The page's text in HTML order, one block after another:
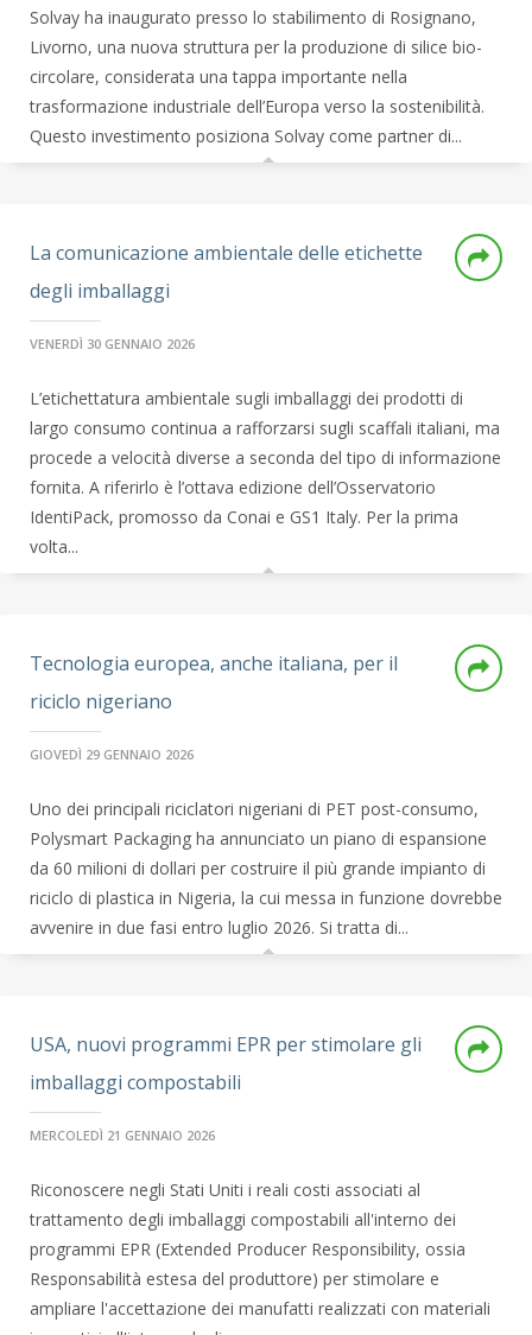
Solvay ha inaugurato presso lo stabilimento di Rosignano,
Livorno, una nuova struttura per la produzione di silice bio-
circolare, considerata una tappa importante nella
trasformazione industriale dell’Europa verso la sostenibilità.
Questo investimento posiziona Solvay come partner di...
La comunicazione ambientale delle etichette
degli imballaggi
VENERDÌ 30 GENNAIO 2026
L’etichettatura ambientale sugli imballaggi dei prodotti di
largo consumo continua a rafforzarsi sugli scaffali italiani, ma
procede a velocità diverse a seconda del tipo di informazione
fornita. A riferirlo è l’ottava edizione dell’Osservatorio
IdentiPack, promosso da Conai e GS1 Italy. Per la prima
volta...
Tecnologia europea, anche italiana, per il
riciclo nigeriano
GIOVEDÌ 29 GENNAIO 2026
Uno dei principali riciclatori nigeriani di PET post-consumo,
Polysmart Packaging ha annunciato un piano di espansione
da 60 milioni di dollari per costruire il più grande impianto di
riciclo di plastica in Nigeria, la cui messa in funzione dovrebbe
avvenire in due fasi entro luglio 2026. Si tratta di...
USA, nuovi programmi EPR per stimolare gli
imballaggi compostabili
MERCOLEDÌ 21 GENNAIO 2026
Riconoscere negli Stati Uniti i reali costi associati al
trattamento degli imballaggi compostabili all'interno dei
programmi EPR (Extended Producer Responsibility, ossia
Responsabilità estesa del produttore) per stimolare e
ampliare l'accettazione dei manufatti realizzati con materiali